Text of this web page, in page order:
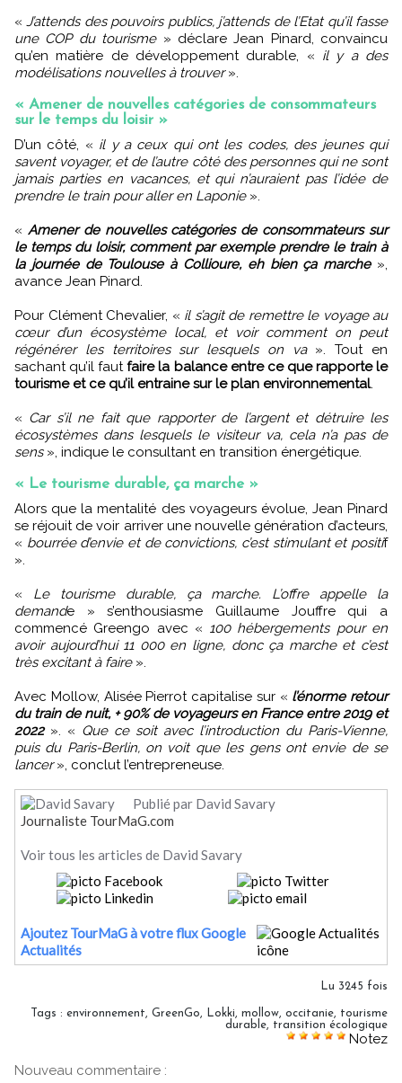
« J’attends des pouvoirs publics, j’attends de l’Etat qu’il fasse
une COP du tourisme» déclare Jean Pinard, convaincu
qu’en matière de développement durable, « il y a des
modélisations nouvelles à trouver».
« Amener de nouvelles catégories de consommateurs
sur le temps du loisir »
D’un côté, « il y a ceux qui ont les codes, des jeunes qui
savent voyager, et de l’autre côté des personnes qui ne sont
jamais parties en vacances, et qui n’auraient pas l’idée de
prendre le train pour aller en Laponie».
« Amener de nouvelles catégories de consommateurs sur
le temps du loisir, comment par exemple prendre le train à
la journée de Toulouse à Collioure, eh bien ça marche»,
avance Jean Pinard.
Pour Clément Chevalier, « il s’agit de remettre le voyage au
cœur d’un écosystème local, et voir comment on peut
régénérer les territoires sur lesquels on va». Tout en
sachant qu’il fautfaire la balance entre ce que rapporte le
tourisme et ce qu’il entraine sur le plan environnemental.
« Car s’il ne fait que rapporter de l’argent et détruire les
écosystèmes dans lesquels le visiteur va, cela n’a pas de
sens», indique le consultant en transition énergétique.
« Le tourisme durable, ça marche »
Alors que la mentalité des voyageurs évolue, Jean Pinard
se réjouit de voir arriver une nouvelle génération d’acteurs,
« bourrée d’envie et de convictions, c’est stimulant et positif
».
« Le tourisme durable, ça marche. L’offre appelle la
demande » s’enthousiasme Guillaume Jouffre qui a
commencé Greengo avec « 100 hébergements pour en
avoir aujourd’hui 11 000 en ligne, donc ça marche et c’est
très excitant à faire».
Avec Mollow, Alisée Pierrot capitalise sur « l’énorme retour
du train de nuit, + 90% de voyageurs en France entre 2019 et
2022». « Que ce soit avec l’introduction du Paris-Vienne,
puis du Paris-Berlin, on voit que les gens ont envie de se
lancer», conclut l’entrepreneuse.
Publié par David Savary
Journaliste TourMaG.com
Voir tous les articles de David Savary
Ajoutez TourMaG à votre flux Google
Actualités
Lu 3245 fois
Tags : environnement GreenGo Lokki mollow occitanie
tourisme
durable
transition écologique
Notez
Nouveau commentaire :